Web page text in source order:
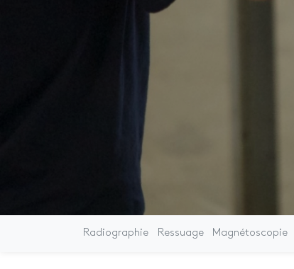
Radiographie Ressuage Magnétoscopie